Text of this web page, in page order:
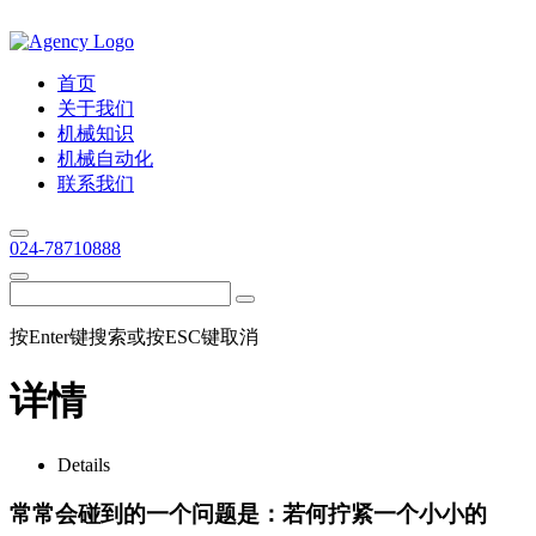
首页
关于我们
机械知识
机械自动化
联系我们
024-78710888
按Enter键搜索或按ESC键取消
详情
Details
常常会碰到的一个问题是：若何拧紧一个小小的